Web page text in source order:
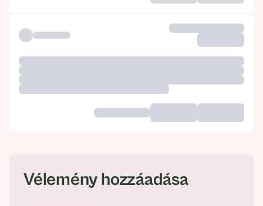
Vélemény hozzáadása